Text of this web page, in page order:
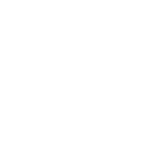
大学入学共通テスト「受験上の配
小学